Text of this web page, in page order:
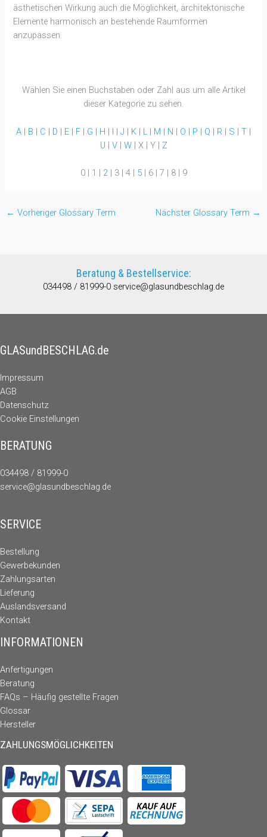
ästhetischen Wirkung auch die Möglichkeit, architektonische
Elemente harmonisch an bestehende Raumformen
anzupassen.
Wählen Sie einen Buchstaben oder Zahl aus um alle Artikel
dieser Kategorie zu sehen.
A | B | C | D | E | F | G | H | I | J | K | L | M | N | O | P | Q | R | S | T |
U | V| W| X | Y | Z
0 | 1 | 2| 3 | 4 | 5| 6 | 7 | 8 | 9
← Vorheriger Glossary Term Nächster Glossary Term →
Beratung & Bestellservice:
034498 / 81999-0 service@glasundbeschlag.de
GLASundBESCHLAG.de
Impressum
AGB
Datenschutz
Cookie Einstellungen
BERATUNG
034498 / 81999-0
service@glasundbeschlag.de
SERVICE
Bestellung
Gewerbekunden
Zahlungsarten
Lieferung
Auslandsversand
Kontakt
INFORMATIONEN
Anfertigungen
Beratung
FAQs – Häufig gestellte Fragen
Glossar
Hersteller
ZAHLUNGSMÖGLICHKEITEN